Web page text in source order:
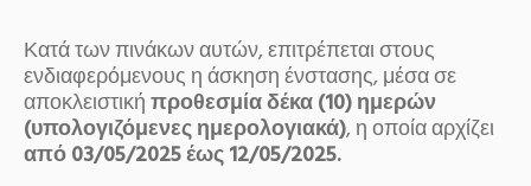
Κατά των πινάκων αυτών, επιτρέπεται στους
ενδιαφερόμενους η άσκηση ένστασης, μέσα σε
αποκλειστικήπροθεσμία δέκα (10) ημερών
(υπολογιζόμενες ημερολογιακά), η οποία αρχίζει
από 03/05/2025 έως 12/05/2025.